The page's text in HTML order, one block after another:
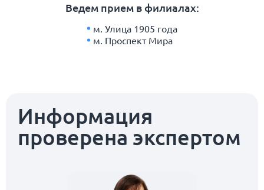
Ведем прием в филиалах:
м. Улица 1905 года
м. Проспект Мира
Информация
проверена экспертом